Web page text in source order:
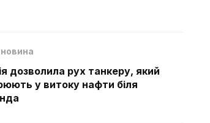
дозволила рух танкеру, який
у витоку нафти біля